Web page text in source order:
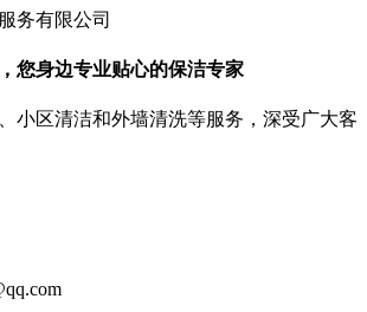
您身边专业贴心的保洁专家
小区清洁和外墙清洗等服务，深受广大客